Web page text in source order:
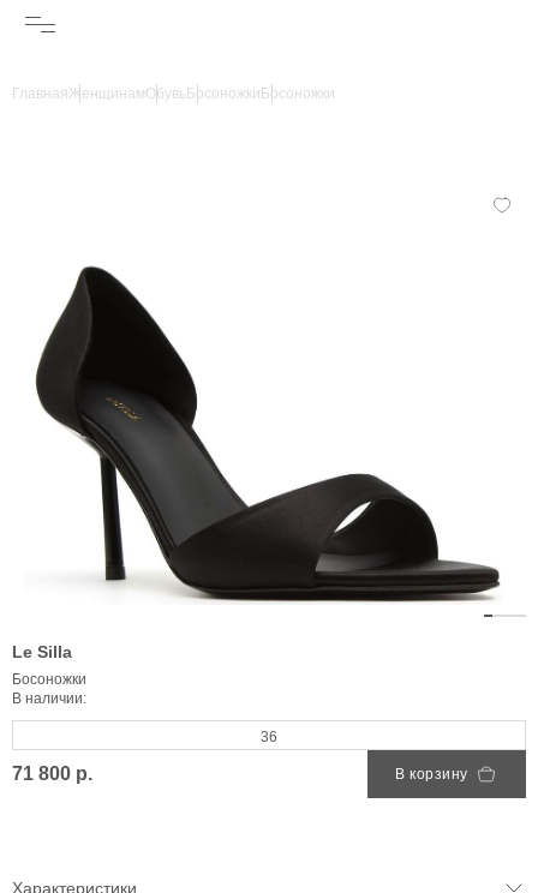
ГлавнаяЖенщинамОбувьБосоножки Босоножки
Le Silla
Босоножки
В наличии:
36
71 800 р. В корзину
Характеристики